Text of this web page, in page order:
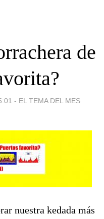
de
- EL TEMA DEL MES
nuestra kedada más